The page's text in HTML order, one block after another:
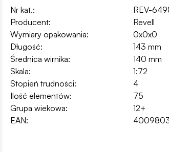
Nr kat.:
REV-
Producent:
Revell
Wymiary opakowania:
0x0x0
Długość:
143 mm
Średnica wirnika:
140 mm
Skala:
1:72
Stopień trudności:
4
Ilość elementów:
75
Grupa wiekowa:
12+
EAN: